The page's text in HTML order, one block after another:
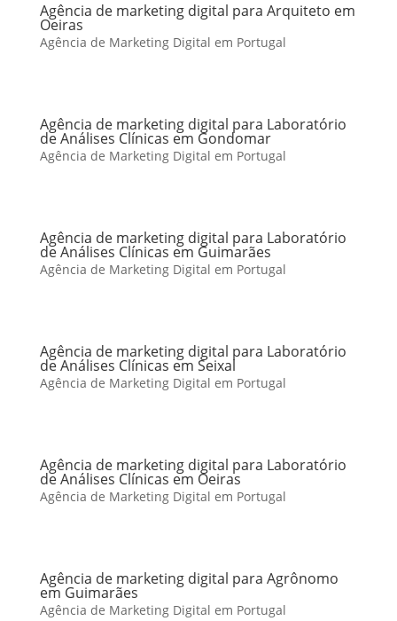
Agência de marketing digital para Arquiteto em
Oeiras
Agência de Marketing Digital em Portugal
Agência de marketing digital para Laboratório
de Análises Clínicas em Gondomar
Agência de Marketing Digital em Portugal
Agência de marketing digital para Laboratório
de Análises Clínicas em Guimarães
Agência de Marketing Digital em Portugal
Agência de marketing digital para Laboratório
de Análises Clínicas em Seixal
Agência de Marketing Digital em Portugal
Agência de marketing digital para Laboratório
de Análises Clínicas em Oeiras
Agência de Marketing Digital em Portugal
Agência de marketing digital para Agrônomo
em Guimarães
Agência de Marketing Digital em Portugal